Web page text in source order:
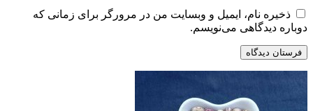
ذخیره نام، ایمیل و وبسایت من در مرورگر برای زمانی که
دوباره دیدگاهی می‌نویسم.